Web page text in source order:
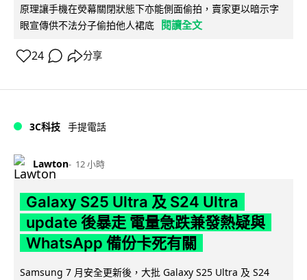
原理讓手機在熒幕關閉狀態下亦能側面偷拍，賣家更以暗示字
眼宣傳供不法分子偷拍他人裙底 閱讀全文
24 分享
3C科技 手提電話
Lawton 12 小時
Galaxy S25 Ultra 及 S24 Ultra
update 後暴走 電量急跌兼發熱疑與
WhatsApp 備份卡死有關
Samsung 7 月安全更新後，大批 Galaxy S25 Ultra 及 S24